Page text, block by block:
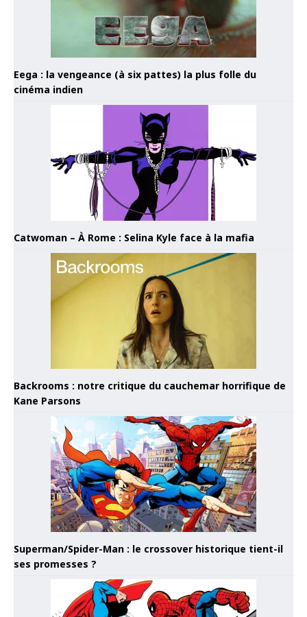
Eega : la vengeance (à six pattes) la plus folle du
cinéma indien
Catwoman – À Rome : Selina Kyle face à la mafia
Backrooms : notre critique du cauchemar horrifique de
Kane Parsons
Superman/Spider-Man : le crossover historique tient-il
ses promesses ?